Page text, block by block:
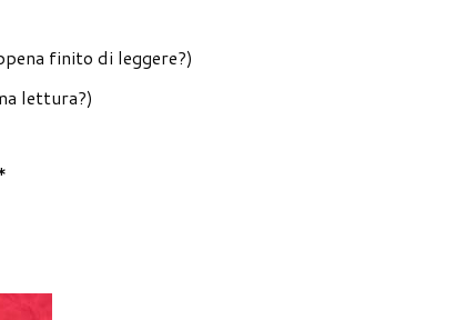
finito di leggere?)
lettura?)